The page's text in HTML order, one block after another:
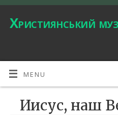
Християнський
MENU
Иисус, наш